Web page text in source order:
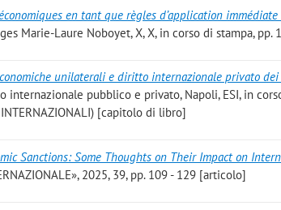
en tant que règles d’application
Marie-Laure Noboyet, X, X, in corso di stampa,
unilaterali e diritto internazionale privato
pubblico e privato, Napoli, ESI, in
INTERNAZIONALI) [capitolo di libro]
Sanctions: Some Thoughts on Their Impact on
2025, 39, pp. 109 - 129 [articolo]